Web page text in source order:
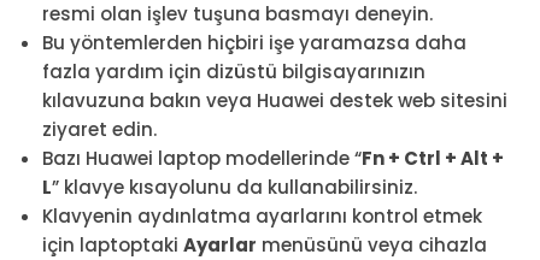
resmi olan işlev tuşuna basmayı deneyin.
Bu yöntemlerden hiçbiri işe yaramazsa daha
fazla yardım için dizüstü bilgisayarınızın
kılavuzuna bakın veya Huawei destek web sitesini
ziyaret edin.
Bazı Huawei laptop modellerinde “Fn + Ctrl + Alt +
L” klavye kısayolunu da kullanabilirsiniz.
Klavyenin aydınlatma ayarlarını kontrol etmek
için laptoptaki Ayarlar menüsünü veya cihazla